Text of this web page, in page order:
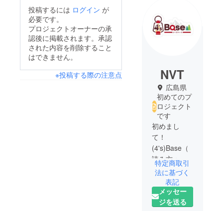
投稿するには ログイン が
必要です。
プロジェクトオーナーの承
認後に掲載されます。承認
された内容を削除すること
はできません。
※投稿する際の注意点
NVT
広島県
初めてのプ
ロジェクト
です
初めまし
て！
(4's)Base（
読み方：
しーずべー
す）開業を
目指してい
ます。
特定商取引
法に基づく
表記
メッセー
ジを送る